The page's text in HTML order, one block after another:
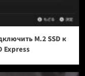
M.2 SSD к
Express